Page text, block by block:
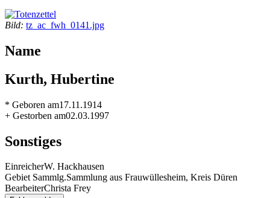
Bild: tz_ac_fwh_0141.jpg
Name
Kurth, Hubertine
* Geboren am17.11.1914
+ Gestorben am02.03.1997
Sonstiges
EinreicherW. Hackhausen
Gebiet Sammlg.Sammlung aus Frauwüllesheim, Kreis Düren
BearbeiterChrista Frey